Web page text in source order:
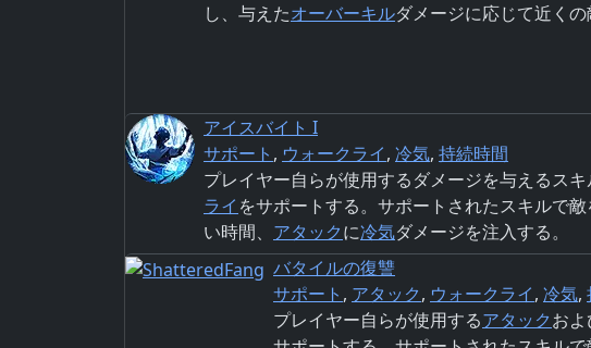
し、与えたオーバーキルダメージに応じて近くの
アイスバイト I
サポート , ウォークライ, 冷気, 持続時間
プレイヤー自らが使用するダメージを与えるス
ライ をサポートする。サポートされたスキルで敵
い時間、 アタックに冷気ダメージを注入する。
バタイルの復讐
サポート , アタック, ウォークライ, 冷気,
プレイヤー自らが使用するアタックお